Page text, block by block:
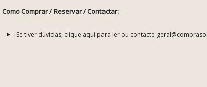
Como Comprar / Reservar / Contactar:
ℹ️ Se tiver dúvidas, clique aqui para ler ou contacte